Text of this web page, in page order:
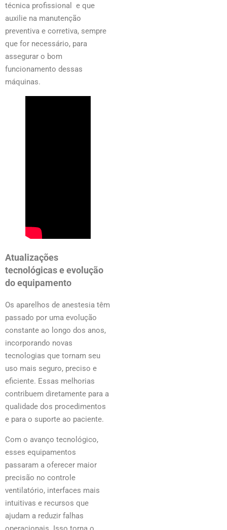
técnica profissional e que
auxilie na manutenção
preventiva e corretiva, sempre
que for necessário, para
assegurar o bom
funcionamento dessas
máquinas.
Atualizações
tecnológicas e evolução
do equipamento
Os aparelhos de anestesia têm
passado por uma evolução
constante ao longo dos anos,
incorporando novas
tecnologias que tornam seu
uso mais seguro, preciso e
eficiente. Essas melhorias
contribuem diretamente para a
qualidade dos procedimentos
e para o suporte ao paciente.
Com o avanço tecnológico,
esses equipamentos
passaram a oferecer maior
precisão no controle
ventilatório, interfaces mais
intuitivas e recursos que
ajudam a reduzir falhas